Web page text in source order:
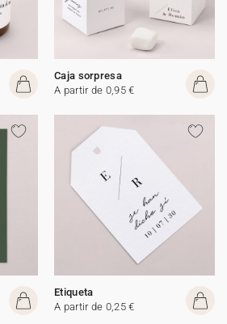
Caja sorpresa
A partir de 0,95 €
Etiqueta
A partir de 0,25 €